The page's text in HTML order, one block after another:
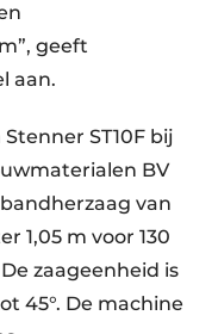
geeft
aan.
ST10F bij
BV
van
1,05 m voor 130
zaageenheid is
45°. De machine